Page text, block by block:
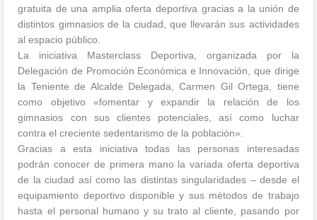
gratuita de una amplia oferta deportiva gracias a la unión de
distintos gimnasios de la ciudad, que llevarán sus actividades
al espacio público.
La iniciativa Masterclass Deportiva, organizada por la
Delegación de Promoción Económica e Innovación, que dirige
la Teniente de Alcalde Delegada, Carmen Gil Ortega, tiene
como objetivo «fomentar y expandir la relación de los
gimnasios con sus clientes potenciales, así como luchar
contra el creciente sedentarismo de la población».
Gracias a esta iniciativa todas las personas interesadas
podrán conocer de primera mano la variada oferta deportiva
de la ciudad así como las distintas singularidades – desde el
equipamiento deportivo disponible y sus métodos de trabajo
hasta el personal humano y su trato al cliente, pasando por